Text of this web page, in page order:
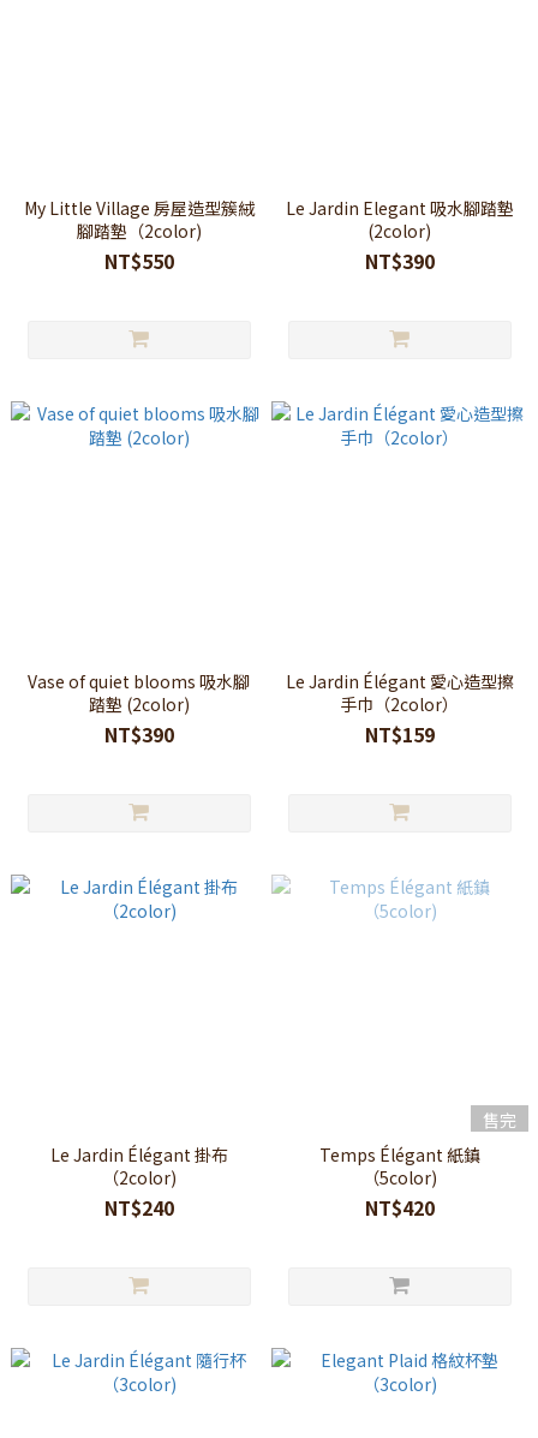
My Little Village 房屋造型簇絨
腳踏墊（2color)
NT$550
Le Jardin Elegant 吸水腳踏墊
(2color)
NT$390
Vase of quiet blooms 吸水腳
踏墊 (2color)
NT$390
Le Jardin Élégant 愛心造型擦
手巾（2color）
NT$159
Le Jardin Élégant 掛布
（2color)
NT$240
售完
Temps Élégant 紙鎮
（5color)
NT$420